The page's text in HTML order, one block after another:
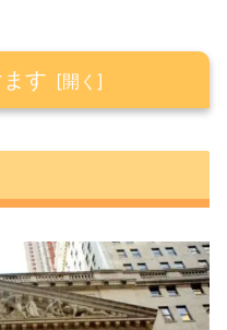
す
準
柄
すめETFの紹介